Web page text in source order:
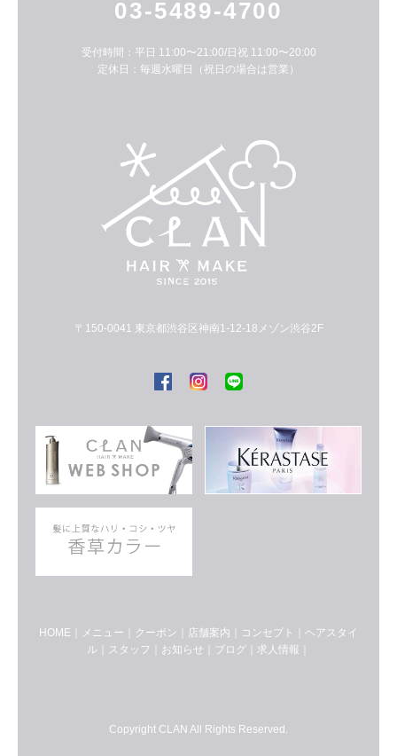
03-5489-4700
受付時間：平日 11:00〜21:00/日祝 11:00〜20:00
定休日：毎週水曜日（祝日の場合は営業）
〒150-0041 東京都渋谷区神南1-12-18メゾン渋谷2F
HOME メニュー クーポン 店舗案内 コンセプト
ヘアスタイ
ル
スタッフ お知らせ ブログ 求人情報
Copyright CLAN All Rights Reserved.